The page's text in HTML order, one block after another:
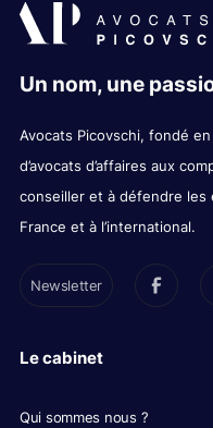
Un nom, une
Avocats Picovschi, fondé
d’avocats d’affaires aux
conseiller et à défendre
France et à l’international.
Newsletter
Le cabinet
Qui sommes nous ?